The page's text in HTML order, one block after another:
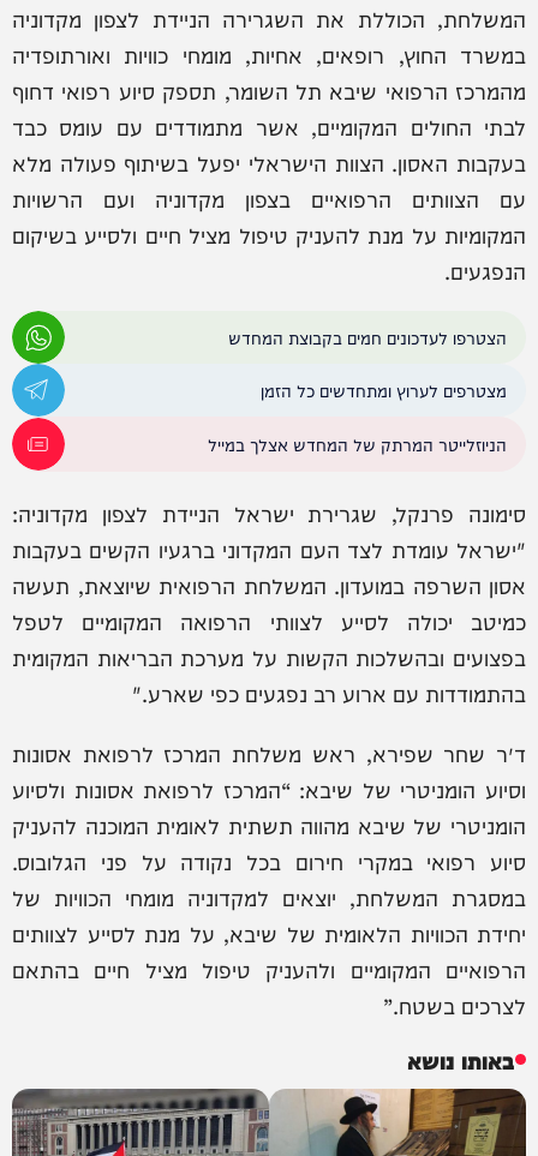
המשלחת, הכוללת את השגרירה הניידת לצפון מקדוניה
במשרד החוץ, רופאים, אחיות, מומחי כוויות ואורתופדיה
מהמרכז הרפואי שיבא תל השומר, תספק סיוע רפואי דחוף
לבתי החולים המקומיים, אשר מתמודדים עם עומס כבד
בעקבות האסון. הצוות הישראלי יפעל בשיתוף פעולה מלא
עם הצוותים הרפואיים בצפון מקדוניה ועם הרשויות
המקומיות על מנת להעניק טיפול מציל חיים ולסייע בשיקום
הנפגעים.
הצטרפו לעדכונים חמים בקבוצת המחדש
מצטרפים לערוץ ומתחדשים כל הזמן
הניוזלייטר המרתק של המחדש אצלך במייל
סימונה פרנקל, שגרירת ישראל הניידת לצפון מקדוניה:
"ישראל עומדת לצד העם המקדוני ברגעיו הקשים בעקבות
אסון השרפה במועדון. המשלחת הרפואית שיוצאת, תעשה
כמיטב יכולה לסייע לצוותי הרפואה המקומיים לטפל
בפצועים ובהשלכות הקשות על מערכת הבריאות המקומית
בהתמודדות עם ארוע רב נפגעים כפי שארע."
ד״ר שחר שפירא, ראש משלחת המרכז לרפואת אסונות
וסיוע הומניטרי של שיבא: “המרכז לרפואת אסונות ולסיוע
הומניטרי של שיבא מהווה תשתית לאומית המוכנה להעניק
סיוע רפואי במקרי חירום בכל נקודה על פני הגלובוס.
במסגרת המשלחת, יוצאים למקדוניה מומחי הכוויות של
יחידת הכוויות הלאומית של שיבא, על מנת לסייע לצוותים
הרפואיים המקומיים ולהעניק טיפול מציל חיים בהתאם
לצרכים בשטח.”
באותו נושא